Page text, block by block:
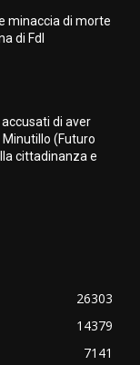
minaccia di morte
di FdI
di aver
Minutillo (Futuro
cittadinanza e
26303
14379
7141